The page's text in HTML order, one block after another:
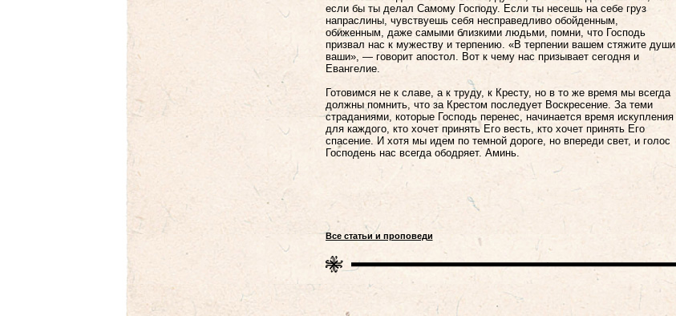
если бы ты делал Самому Господу. Если ты несешь на себе груз
напраслины, чувствуешь себя несправедливо обойденным,
обиженным, даже самыми близкими людьми, помни, что Господь
призвал нас к мужеству и терпению. «В терпении вашем стяжите души
ваши», — говорит апостол. Вот к чему нас призывает сегодня и
Евангелие.
Готовимся не к славе, а к труду, к Кресту, но в то же время мы всегда
должны помнить, что за Крестом последует Воскресение. За теми
страданиями, которые Господь перенес, начинается время искупления
для каждого, кто хочет принять Его весть, кто хочет принять Его
спасение. И хотя мы идем по темной дороге, но впереди свет, и голос
Господень нас всегда ободряет. Аминь.
Все статьи и проповеди